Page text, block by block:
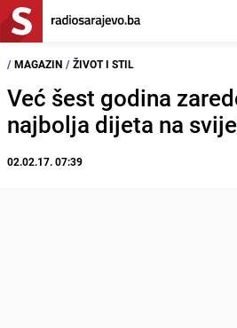
/ MAGAZIN / ŽIVOT I STIL
Već šest godina
najbolja dijeta na
02.02.17. 07:39